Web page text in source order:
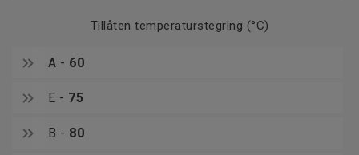
Tillåten temperaturstegring (°C)
A - 60
E - 75
B - 80